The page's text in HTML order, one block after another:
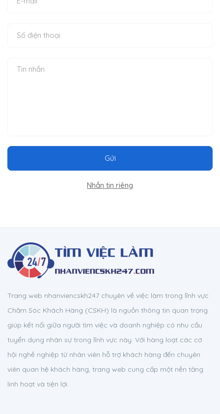
Gửi
Nhắn tin riêng
Trang web nhanviencskh247 chuyên về việc làm trong lĩnh vực
Chăm Sóc Khách Hàng (CSKH) là nguồn thông tin quan trọng
giúp kết nối giữa người tìm việc và doanh nghiệp có nhu cầu
tuyển dụng nhân sự trong lĩnh vực này. Với hàng loạt các cơ
hội nghề nghiệp từ nhân viên hỗ trợ khách hàng đến chuyên
viên quan hệ khách hàng, trang web cung cấp một nền tảng
linh hoạt và tiện lợi.